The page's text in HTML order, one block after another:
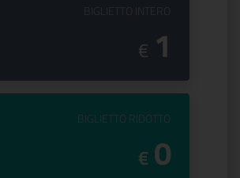
€ 1
PREZZO DEL
BIGLIETTO RIDOTTO
€ 0